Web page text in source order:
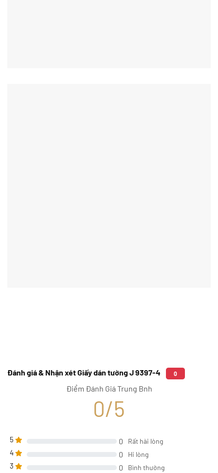
Đánh giá & Nhận xét Giấy dán tường J 9397-4 0
Điểm Đánh Giá Trung Bnh
0/5
5 0 Rất hài lòng
4 0 Hi lòng
3 0 Bình thường